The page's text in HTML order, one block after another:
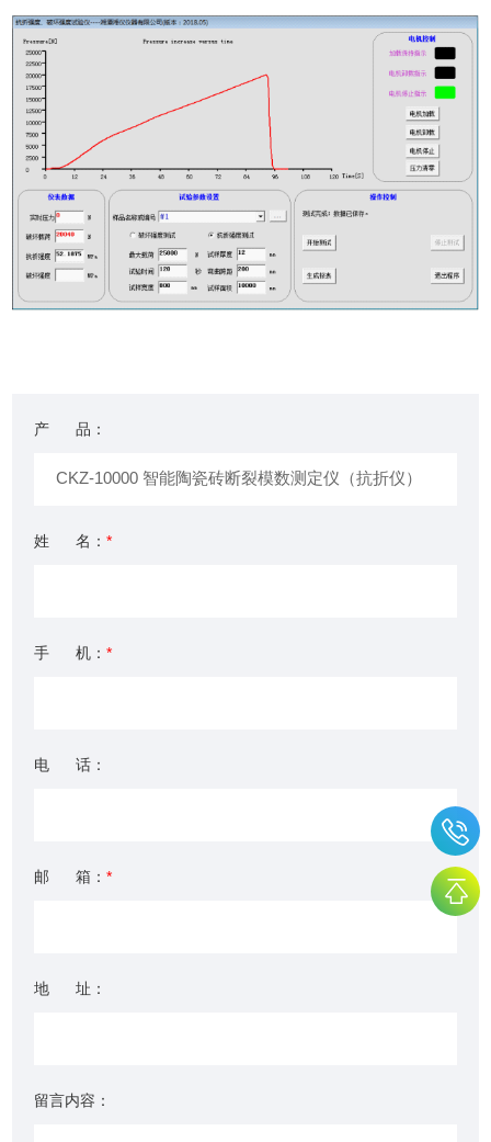
产 品：
姓 名：*
手 机：*
电 话：
邮 箱：*
地 址：
留言内容：